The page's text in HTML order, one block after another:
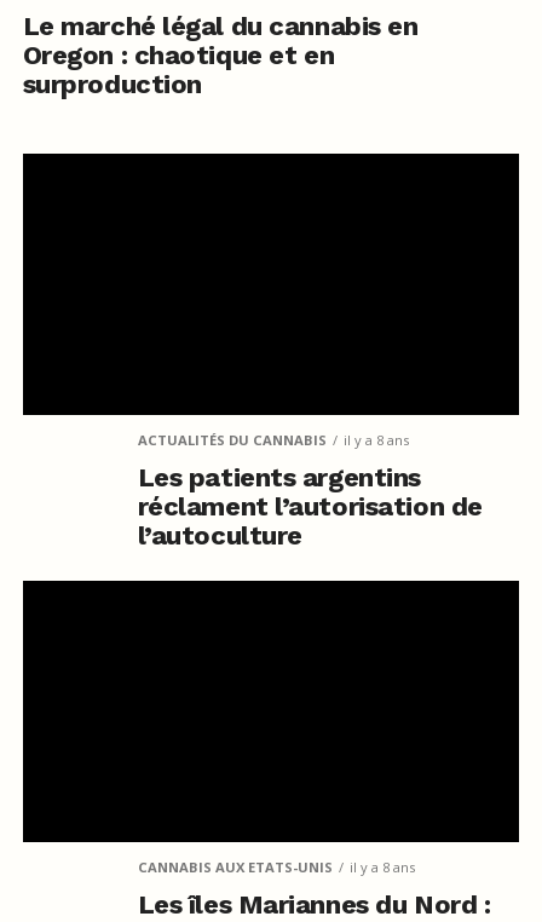
Le marché légal du cannabis en
Oregon : chaotique et en
surproduction
ACTUALITÉS DU CANNABIS il y a 8 ans
Les patients argentins
réclament l’autorisation de
l’autoculture
CANNABIS AUX ETATS-UNIS il y a 8 ans
Les îles Mariannes du Nord :